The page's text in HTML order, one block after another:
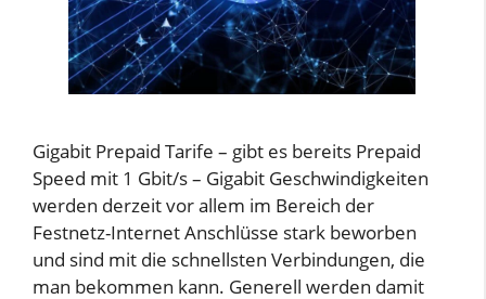
Gigabit Prepaid Tarife – gibt es bereits Prepaid
Speed mit 1 Gbit/s – Gigabit Geschwindigkeiten
werden derzeit vor allem im Bereich der
Festnetz-Internet Anschlüsse stark beworben
und sind mit die schnellsten Verbindungen, die
man bekommen kann. Generell werden damit